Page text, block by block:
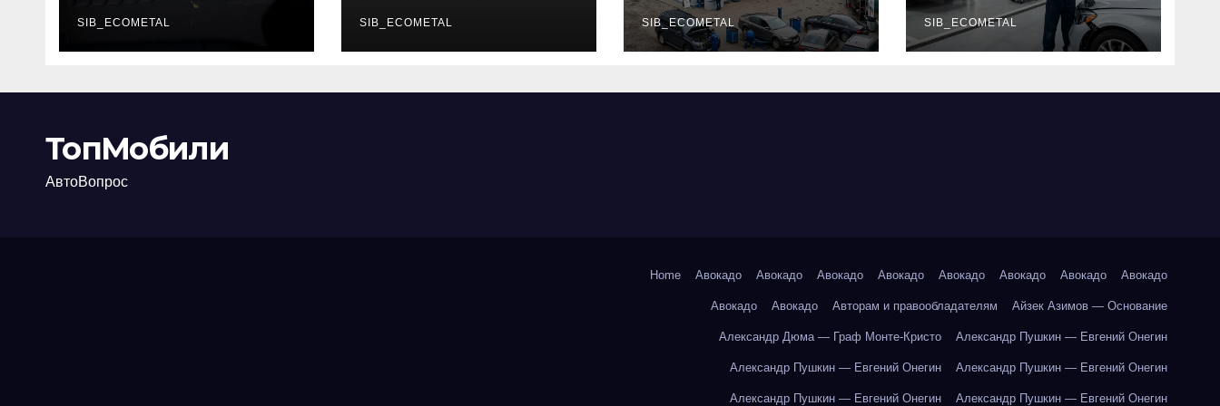
каково их
основное
назначение
SIB_ECOMETAL
актуальных
профессий
SIB_ECOMETAL
описание услуг и
режим работы
SIB_ECOMETAL
наличие
оригинальных
запчастей
сроки выполнения
SIB_ECOMETAL
ТопМобили
АвтоВопрос
Home Авокадо Авокадо Авокадо Авокадо Авокадо Авокадо Авокадо Авокадо
Авокадо Авокадо Авторам и правообладателям Айзек Азимов — Основание
Александр Дюма — Граф Монте-Кристо Александр Пушкин — Евгений Онегин
Александр Пушкин — Евгений Онегин Александр Пушкин — Евгений Онегин
Александр Пушкин — Евгений Онегин Александр Пушкин — Евгений Онегин